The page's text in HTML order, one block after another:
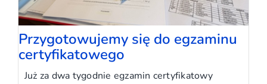
Przygotowujemy się do egzaminu
certyfikatowego
Już za dwa tygodnie egzamin certyfikatowy